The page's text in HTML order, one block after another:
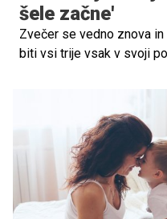
šele začne'
Zvečer se vedno znova
biti vsi trije vsak v svoji
večerov vsakič odkrijejo
dogodivščino. Ker ... ko
ponavadi začne najbolj